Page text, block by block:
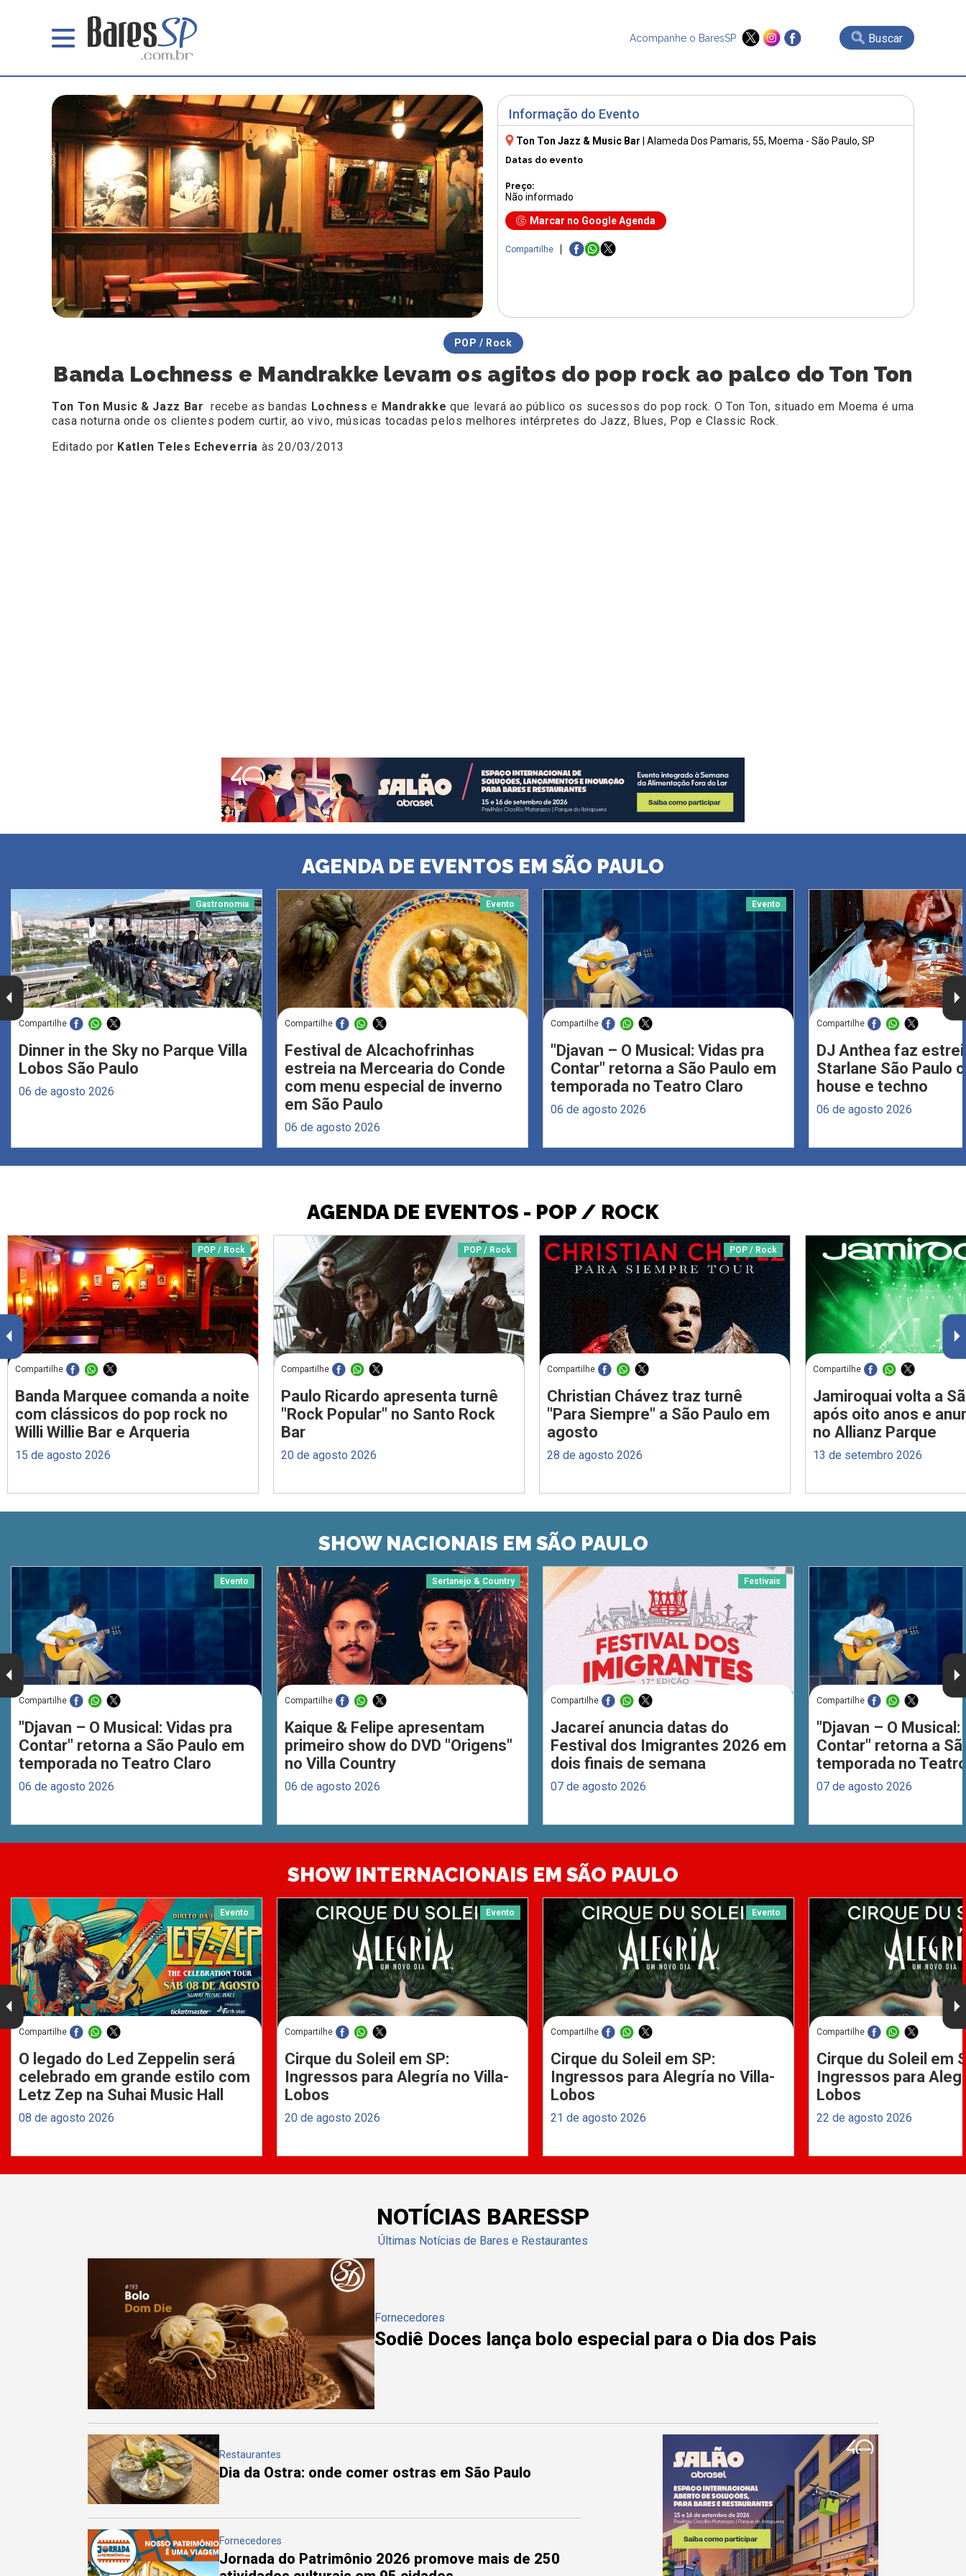
Acompanhe o BaresSP Buscar
Informação do Evento
Ton Ton Jazz & Music Bar Alameda Dos Pamaris, 55, Moema - São Paulo, SP
Datas do evento
Preço:
Não informado
Marcar no Google Agenda
Compartilhe
POP / Rock
Banda Lochness e Mandrakke levam os agitos do pop rock ao palco do Ton Ton
Ton Ton Music & Jazz Bar recebe as bandas Lochnesse Mandrakke que levará ao público os sucessos do pop rock. O Ton Ton, situado em Moema é uma
casa noturna onde os clientes podem curtir, ao vivo, músicas tocadas pelos melhores intérpretes do Jazz, Blues, Pop e Classic Rock.
Editado por Katlen Teles Echeverria às 20/03/2013
AGENDA DE EVENTOS EM SÃO PAULO
Gastronomia
Compartilhe
Dinner in the Sky no Parque Villa
Lobos São Paulo
06 de agosto 2026
Evento
Compartilhe
Festival de Alcachofrinhas
estreia na Mercearia do Conde
com menu especial de inverno
em São Paulo
06 de agosto 2026
Evento
Compartilhe
"Djavan – O Musical: Vidas pra
Contar" retorna a São Paulo em
temporada no Teatro Claro
06 de agosto 2026
Compartilhe
DJ Anthea faz
Starlane São Paulo
house e techno
06 de agosto 2026
AGENDA DE EVENTOS - POP / ROCK
POP / Rock
Compartilhe
Banda Marquee comanda a noite
com clássicos do pop rock no
Willi Willie Bar e Arqueria
15 de agosto 2026
POP / Rock
Compartilhe
Paulo Ricardo apresenta turnê
"Rock Popular" no Santo Rock
Bar
20 de agosto 2026
POP / Rock
Compartilhe
Christian Chávez traz turnê
"Para Siempre" a São Paulo em
agosto
28 de agosto 2026
Compartilhe
Jamiroquai volta a
após oito anos e
no Allianz Parque
13 de setembro 2026
SHOW NACIONAIS EM SÃO PAULO
Evento
Compartilhe
"Djavan – O Musical: Vidas pra
Contar" retorna a São Paulo em
temporada no Teatro Claro
06 de agosto 2026
Sertanejo & Country
Compartilhe
Kaique & Felipe apresentam
primeiro show do DVD "Origens"
no Villa Country
06 de agosto 2026
Festivais
Compartilhe
Jacareí anuncia datas do
Festival dos Imigrantes 2026 em
dois finais de semana
07 de agosto 2026
Compartilhe
"Djavan – O Musical:
Contar" retorna a
temporada no
07 de agosto 2026
SHOW INTERNACIONAIS EM SÃO PAULO
Evento
Compartilhe
O legado do Led Zeppelin será
celebrado em grande estilo com
Letz Zep na Suhai Music Hall
08 de agosto 2026
Evento
Compartilhe
Cirque du Soleil em SP:
Ingressos para Alegría no Villa-
Lobos
20 de agosto 2026
Evento
Compartilhe
Cirque du Soleil em SP:
Ingressos para Alegría no Villa-
Lobos
21 de agosto 2026
Compartilhe
Cirque du Soleil em
Ingressos para
Lobos
22 de agosto 2026
NOTÍCIAS BARESSP
Últimas Notícias de Bares e Restaurantes
Fornecedores
Sodiê Doces lança bolo especial para o Dia dos Pais
Restaurantes
Dia da Ostra: onde comer ostras em São Paulo
Fornecedores
Jornada do Patrimônio 2026 promove mais de 250